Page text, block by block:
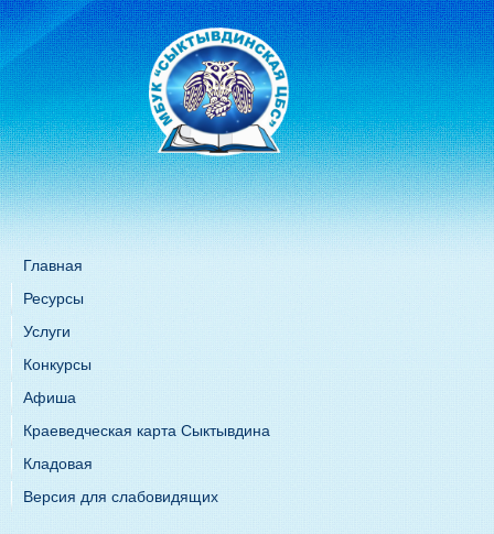
Главная
Ресурсы
Услуги
Конкурсы
Афиша
Краеведческая карта Сыктывдина
Кладовая
Версия для слабовидящих